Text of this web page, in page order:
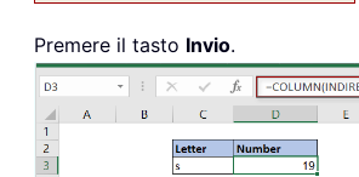
Premere il tasto Invio.